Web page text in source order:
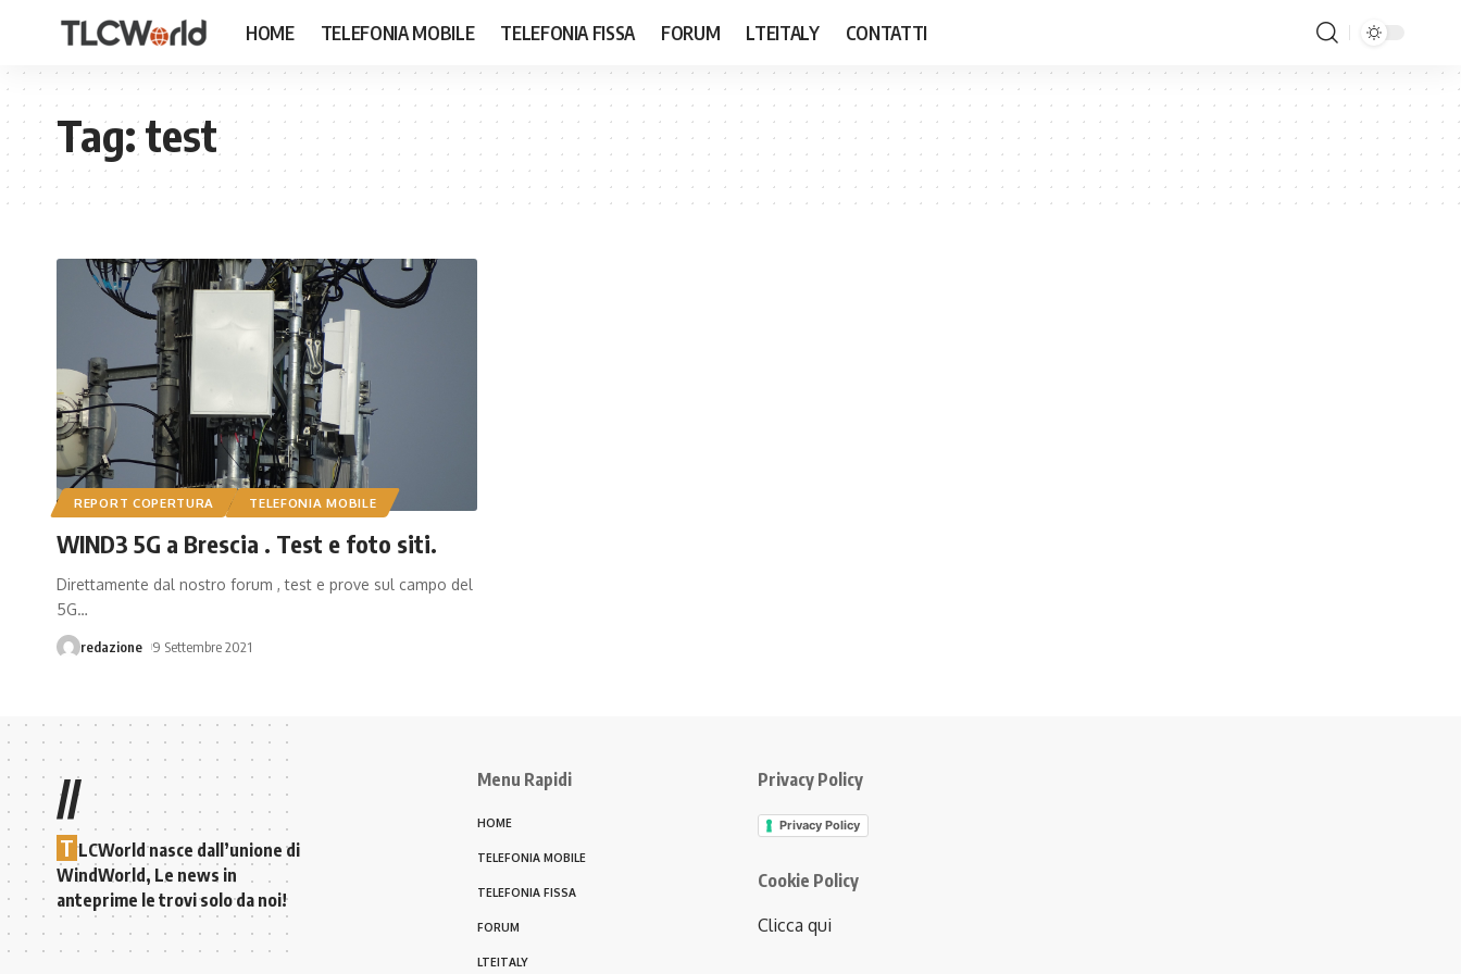
HOME TELEFONIA MOBILE TELEFONIA FISSA FORUM LTEITALY CONTATTI
Tag:test
REPORT COPERTURA TELEFONIA MOBILE
WIND3 5G a Brescia . Test e foto siti.
Direttamente dal nostro forum , test e prove sul campo del
5G…
redazione 9 Settembre 2021
//
T LCWorld nasce dall’unione di
WindWorld, Le news in
anteprime le trovi solo da noi!
Menu Rapidi
HOME
TELEFONIA MOBILE
TELEFONIA FISSA
FORUM
LTEITALY
Privacy Policy
Privacy Policy
Cookie Policy
Clicca qui